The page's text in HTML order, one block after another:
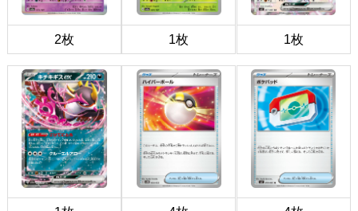
2枚 1枚 1枚